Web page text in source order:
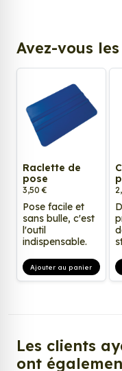
Avez-vous
Raclette de
pose
3,50 €
Pose facile et
sans bulle, c'est
l'outil
indispensable.
Ajouter au panier
Les clients
ont